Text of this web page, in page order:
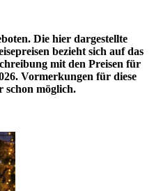
Die hier dargestellte
bezieht sich auf das
mit den Preisen für
Vormerkungen für diese
schon möglich.